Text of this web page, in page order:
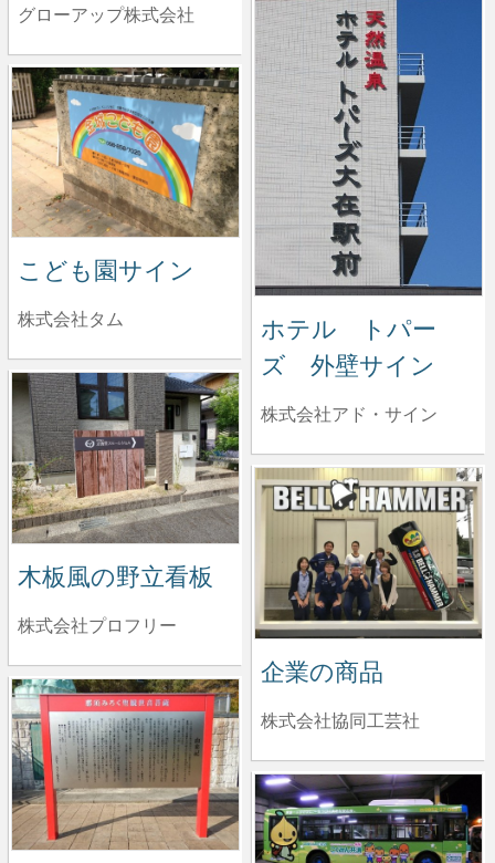
グローアップ株式会社
ホテル トパー
ズ 外壁サイン
株式会社アド・サイン
こども園サイン
株式会社タム
木板風の野立看板
株式会社プロフリー
企業の商品
株式会社協同工芸社